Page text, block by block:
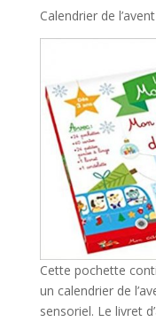
Calendrier de
Cette pochette
un calendrier de
sensoriel. Le livret